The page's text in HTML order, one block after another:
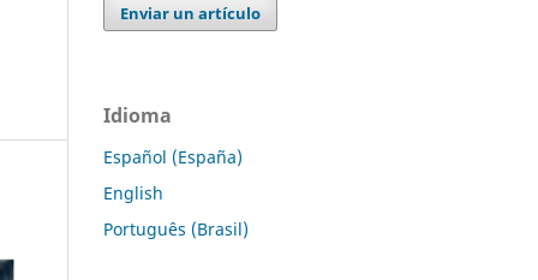
Enviar un artículo
Idioma
Español (España)
English
Português (Brasil)